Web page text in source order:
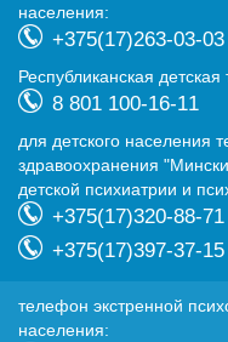
населения:
+375(17)263-03-03
Республиканская
8 801 100-16-11
для детского населения
здравоохранения
детской психиатрии и
+375(17)320-88-71
+375(17)397-37-15
телефон экстренной
населения: